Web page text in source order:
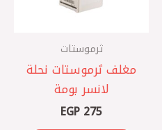
ثرموستات
مغلف ثرموستات نحلة
لانسر بومة
EGP 275